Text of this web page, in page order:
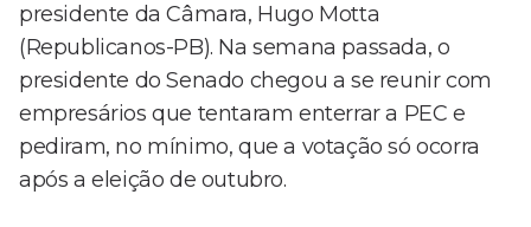
presidente da Câmara, Hugo Motta
(Republicanos-PB). Na semana passada, o
presidente do Senado chegou a se reunir com
empresários que tentaram enterrar a PEC e
pediram, no mínimo, que a votação só ocorra
após a eleição de outubro.